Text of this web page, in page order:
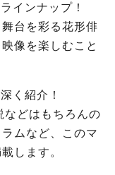
インナップ！
台を彩る花形俳
像を楽しむこと
く紹介！
などはもちろんの
ムなど、このマ
します。